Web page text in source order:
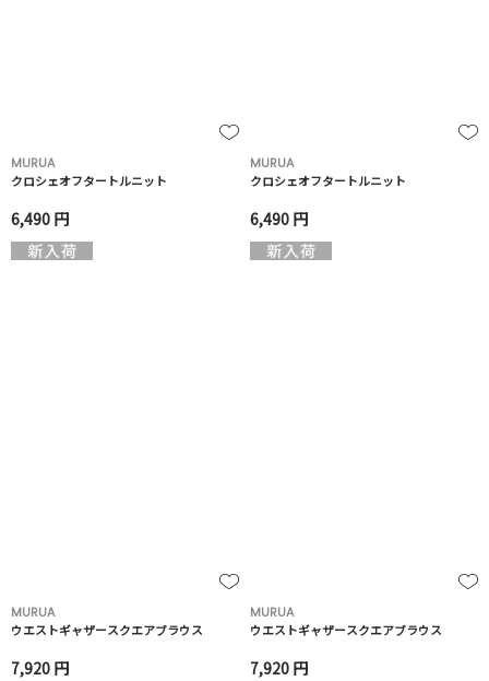
MURUA
クロシェオフタートルニット
6,490 円
MURUA
クロシェオフタートルニット
6,490 円
MURUA
ウエストギャザースクエアブラウス
7,920 円
MURUA
ウエストギャザースクエアブラウス
7,920 円